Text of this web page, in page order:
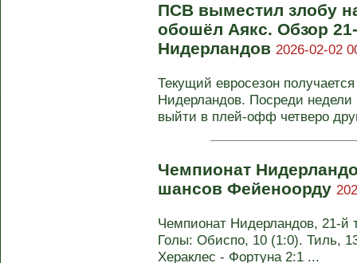
ПСВ выместил злобу
обошёл Аякс. Обзор
Нидерландов 2026-02-02
Текущий евросезон
Нидерландов. Посреди
выйти в плей-офф четверо
Чемпионат
шансов Фейеноорду
Чемпионат Нидерландов, 21-
Голы: Обиспо, 10 (1:0). Тиль,
Хераклес - Фортуна 2:1 ...